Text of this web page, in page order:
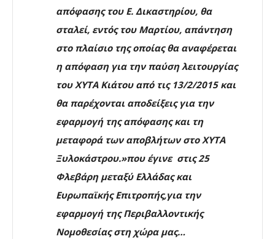
απόφασης του Ε. Δικαστηρίου, θα
σταλεί, εντός του Μαρτίου, απάντηση
στο πλαίσιο της οποίας θα αναφέρεται
η απόφαση για την παύση λειτουργίας
του ΧΥΤΑ Κιάτου από τις 13/2/2015 και
θα παρέχονται αποδείξεις για την
εφαρμογή της απόφασης και τη
μεταφορά των αποβλήτων στο ΧΥΤΑ
Ξυλοκάστρου.»που έγινε στις 25
Φλεβάρη μεταξύ Ελλάδας και
Ευρωπαϊκής Επιτροπής,για την
εφαρμογή της Περιβαλλοντικής
Νομοθεσίας στη χώρα μας…